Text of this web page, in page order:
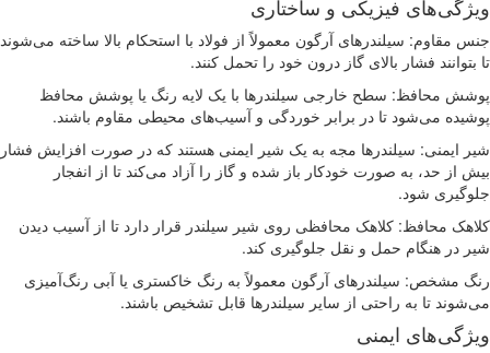
فیزیکی و ساختاری
مقاوم: سیلندرهای آرگون معمولاً از فولاد با استحکام بالا ساخته می‌شوند
فشار بالای گاز درون خود را تحمل کنند.
محافظ: سطح خارجی سیلندرها با یک لایه رنگ یا پوشش محافظ
می‌شود تا در برابر خوردگی و آسیب‌های محیطی مقاوم باشند.
ایمنی: سیلندرها مجه به یک شیر ایمنی هستند که در صورت افزایش فشار
از حد، به صورت خودکار باز شده و گاز را آزاد می‌کند تا از انفجار
شود.
محافظ: کلاهک محافظی روی شیر سیلندر قرار دارد تا از آسیب دیدن
در هنگام حمل و نقل جلوگیری کند.
مشخص: سیلندرهای آرگون معمولاً به رنگ خاکستری یا آبی رنگ‌آمیزی
تا به راحتی از سایر سیلندرها قابل تشخیص باشند.
ایمنی